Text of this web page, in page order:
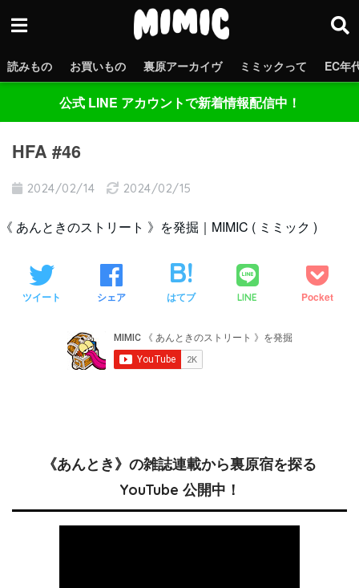
読みもの お買いもの 裏原アーカイヴ ミミックって EC年
公式 LINE アカウントで新着情報配信中！
HFA #46
2024/02/14 2024/02/15
《 あんときのストリート 》を発掘｜MIMIC ( ミミック )
ツイート シェア はてブ LINE Pocket
《あんとき》の雑誌連載から裏原宿を探る
YouTube 公開中！